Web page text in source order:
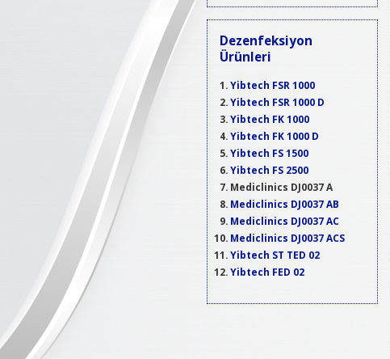
Dezenfeksiyon
Ürünleri
Yibtech FSR 1000
Yibtech FSR 1000 D
Yibtech FK 1000
Yibtech FK 1000 D
Yibtech FS 1500
Yibtech FS 2500
Mediclinics DJ0037 A
Mediclinics DJ0037 AB
Mediclinics DJ0037 AC
Mediclinics DJ0037 ACS
Yibtech ST TED 02
Yibtech FED 02